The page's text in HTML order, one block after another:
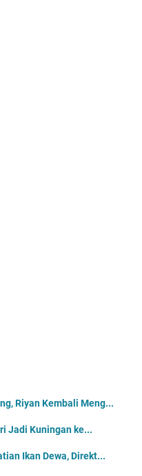
Riyan Kembali Meng...
Jadi Kuningan ke...
Ikan Dewa, Direkt...